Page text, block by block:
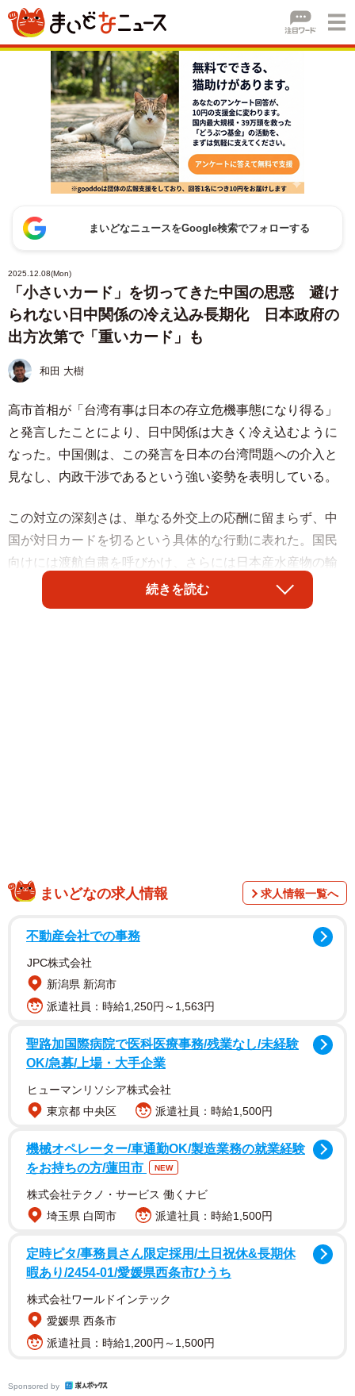
まいどなニュースをGoogle検索でフォローする
2025.12.08(Mon)
「小さいカード」を切ってきた中国の思惑 避け
られない日中関係の冷え込み長期化 日本政府の
出方次第で「重いカード」も
和田 大樹
高市首相が「台湾有事は日本の存立危機事態になり得る」
と発言したことにより、日中関係は大きく冷え込むように
なった。中国側は、この発言を日本の台湾問題への介入と
見なし、内政干渉であるという強い姿勢を表明している。
この対立の深刻さは、単なる外交上の応酬に留まらず、中
国が対日カードを切るという具体的な行動に表れた。国民
向けには渡航自粛を呼びかけ、さらには日本産水産物の輸
入再停止を発表したのである。
きない。
第二に、これらの比較的軽度な制裁を通じて、日本政府の
今後の対応を見極めるという戦略的な意図がある。中国
は、日本が台湾問題に関してどの程度の本気度とコミット
メントを持っているのか、そして今後の外交姿勢を修正す
る用意があるのかどうかを探っているのである。
避けたいという思惑が強く存在する。サプライチェーンの
相互依存が深い現代において、対日貿易の急激な縮小は、
中国自身の経済にも大きな負の影響をもたらすため、現時
続きを読む
まいどなの求人情報 求人情報一覧へ
不動産会社での事務
JPC株式会社
新潟県 新潟市
派遣社員：時給1,250円～1,563円
聖路加国際病院で医科医療事務/残業なし/未経験
OK/急募/上場・大手企業
ヒューマンリソシア株式会社
東京都 中央区
派遣社員：時給1,500円
機械オペレーター/車通勤OK/製造業務の就業経験
をお持ちの方/蓮田市
NEW
株式会社テクノ・サービス 働くナビ
埼玉県 白岡市
派遣社員：時給1,500円
定時ピタ/事務員さん限定採用/土日祝休&長期休
暇あり/2454-01/愛媛県西条市ひうち
株式会社ワールドインテック
愛媛県 西条市
派遣社員：時給1,200円～1,500円
Sponsored by